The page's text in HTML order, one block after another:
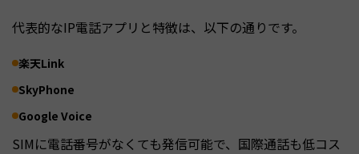
代表的なIP電話アプリと特徴は、以下の通りです。
楽天Link
SkyPhone
Google Voice
SIMに電話番号がなくても発信可能で、国際通話も低コス